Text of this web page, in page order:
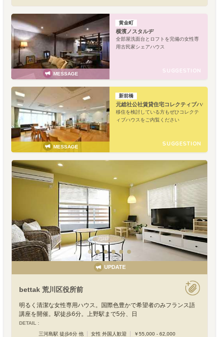
MESSAGE
黄金町
横濱ノスタルヂ
全部屋洗面台とロフトを完備の女性専
用古民家シェアハウス
SUGGESTION
MESSAGE
新前橋
元総社公社賃貸住宅コレクティブハウス
移住を検討している方もぜひコレクテ
ィブハウスをご内覧ください
SUGGESTION
UPDATE
bettak 荒川区役所前
明るく清潔な女性専用ハウス。国際色豊かで希望者のみフランス語
講座を開催。駅徒歩6分。上野駅まで5分、日
DETAIL :
三河島駅 徒歩6分 他
女性 外国人歓迎 ￥55,000 - 62,000